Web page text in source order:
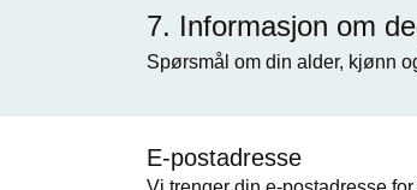
Informasjon om
Spørsmål om din alder, kjønn
E-postadresse